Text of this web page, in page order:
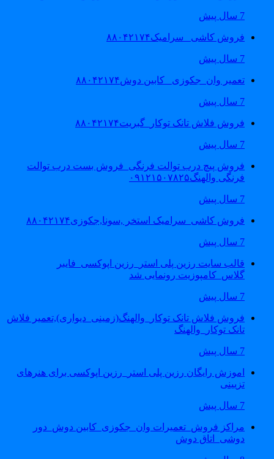
فروش کاشی _سرامیک۸۸۰۴۲۱۷۴
تعمیر وان_جکوزی_ کابین دوش۸۸۰۴۲۱۷۴
فروش فلاش تانک توکار_گبریت۸۸۰۴۲۱۷۴
فروش پیچ درب توالت فرنگی_فروش بست درب توالت
فرنگی والهنگ۰۹۱۲۱۵۰۷۸۲۵
فروش کاشی_سرامیک استخر ,سونا,جکوزی۸۸۰۴۲۱۷۴
قالب سایت رزین پلی استر_رزین اپوکسی_فایبر
گلاس_کامپوزیت رونمایی شد
فروش فلاش تانک توکار_والهنگ(زمینی_دیواری),تعمیر فلاش
تانک توکار_والهنگ
اموزش رایگان رزین پلی استر_رزین اپوکسی برای هنرهای
تزیینی
مراکز فروش_تعمیرات وان_جکوزی_کابین دوش_دور
دوشی_اتاق دوش